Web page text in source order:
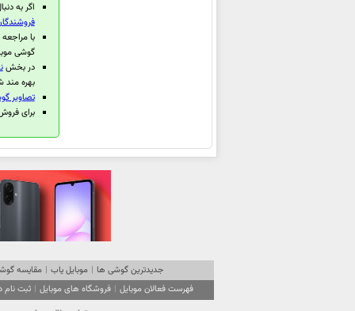
ویوو iQOO Z10 Turbo
ویوو Pad5 Pro
ویوو X200s
ویوو X200 Ultra
اگر به
با
گوشی
در بخش
بهره مند
تصاویر
برای فروش
جدیدترین گوشی ها | موبایل یاب | مقایسه
فهرست فعالان موبایل | فروشگاه های موبایل | ثبت